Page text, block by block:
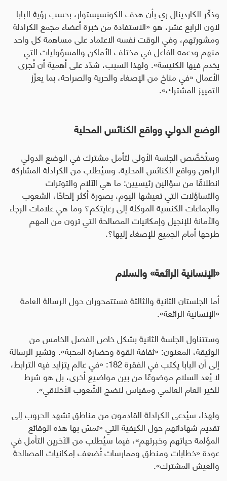
وذكّر الكاردينال ري بأن هدف الكونسيستوار، بحسب رؤية البابا
لاون الرابع عشر، هو «الاستفادة من خبرة أعضاء مجمع الكرادلة
ومشورتهم، وفي الوقت نفسه الاعتماد على مساهمة كل واحد
منهم ودعمه الفاعل في مختلف الأماكن والمسؤوليات التي
يخدم فيها الكنيسة». ولهذا السبب، شدّد على أهمية أن تُجرى
الأعمال «في مناخ من الإصغاء والحرية والصراحة، بما يعزّز
التمييز المشترك».
الوضع الدولي وواقع الكنائس المحلية
وستُخصَّص الجلسة الأولى لتأمل مشترك في الوضع الدولي
الراهن وواقع الكنائس المحلية. وسيُطلب من الكرادلة المشاركة
انطلاقًا من سؤالين رئيسيين: ما هي الآلام والتوترات
والتساؤلات التي تعيشها اليوم، بصورة أكثر إلحاحًا، الشعوب
والجماعات الكنسية الموكلة إلى رعايتكم؟ وما هي علامات الرجاء
والأمانة للإنجيل وإمكانيات المصالحة التي ترون من المهم
طرحها أمام الجميع للإصغاء إليها؟.
«الإنسانية الرائعة» والسلام
أما الجلستان الثانية والثالثة فستتمحوران حول الرسالة العامة
«الإنسانية الرائعة».
وستتناول الجلسة الثانية بشكل خاص الفصل الخامس من
الوثيقة، المعنون: «ثقافة القوة وحضارة المحبة». وتشير الرسالة
إلى أن البابا يكتب في الفقرة 182: «في عالم يتزايد فيه الترابط،
لا يُعد السلام موضوعًا من بين مواضيع أخرى، بل هو شرط
للخير العام العالمي ومقياس لنضج الشّعوب الأخلاقي».
ولهذا، سيُدعى الكرادلة القادمون من مناطق تشهد الحروب إلى
تقديم شهاداتهم حول الكيفية التي «تمسّ بها هذه الوقائع
المؤلمة حياتهم وخبرتهم»، فيما سيُطلب من الآخرين التأمل في
عودة «خطابات ومنطق وممارسات تُضعف إمكانيات المصالحة
والعيش المشترك».